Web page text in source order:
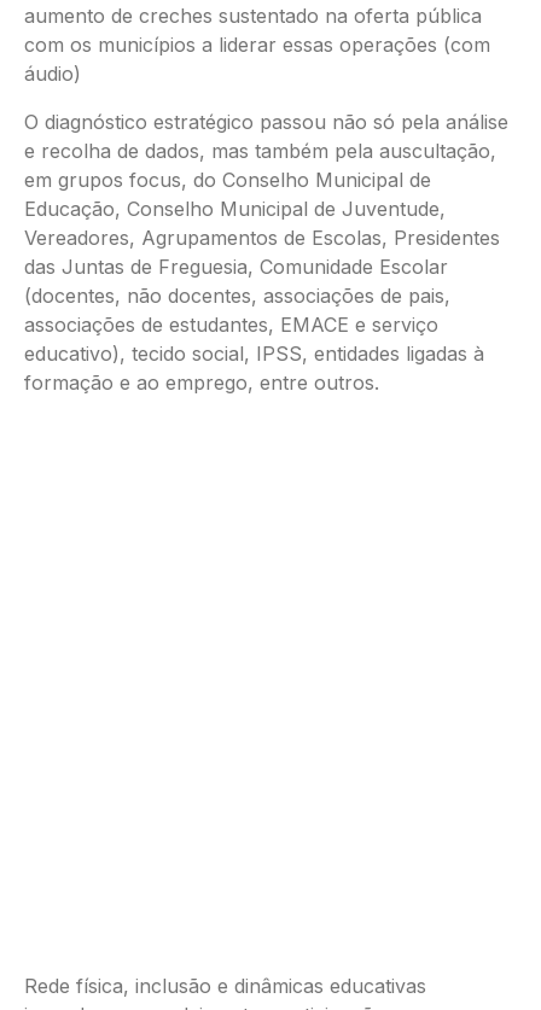
aumento de creches sustentado na oferta pública
com os municípios a liderar essas operações (com
áudio)
O diagnóstico estratégico passou não só pela análise
e recolha de dados, mas também pela auscultação,
em grupos focus, do Conselho Municipal de
Educação, Conselho Municipal de Juventude,
Vereadores, Agrupamentos de Escolas, Presidentes
das Juntas de Freguesia, Comunidade Escolar
(docentes, não docentes, associações de pais,
associações de estudantes, EMACE e serviço
educativo), tecido social, IPSS, entidades ligadas à
formação e ao emprego, entre outros.
Rede física, inclusão e dinâmicas educativas